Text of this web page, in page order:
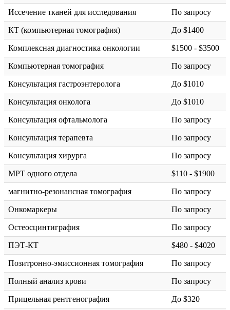
Иссечение тканей для исследования По запросу
КТ (компьютерная томография) До $1400
Комплексная диагностика онкологии $1500 - $3500
Компьютерная томография По запросу
Консультация гастроэнтеролога До $1010
Консультация онколога До $1010
Консультация офтальмолога По запросу
Консультация терапевта По запросу
Консультация хирурга По запросу
МРТ одного отдела $110 - $1900
магнитно-резонансная томография По запросу
Онкомаркеры По запросу
Остеосцинтиграфия По запросу
ПЭТ-КТ $480 - $4020
Позитронно-эмиссионная томография По запросу
Полный анализ крови По запросу
Прицельная рентгенография До $320